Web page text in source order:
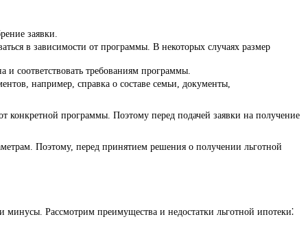
заявки.
в зависимости от программы. В некоторых случаях размер
и соответствовать требованиям программы.
например, справка о составе семьи, документы,
конкретной программы. Поэтому перед подачей заявки на получение
Поэтому, перед принятием решения о получении льготной
Рассмотрим преимущества и недостатки льготной ипотеки⁚